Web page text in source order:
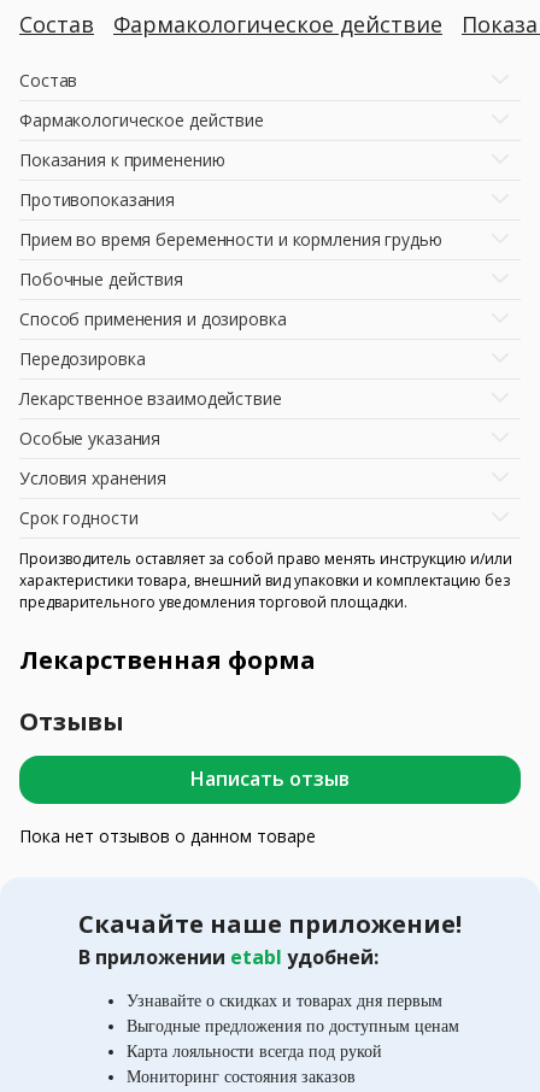
Состав Фармакологическое действие
Состав
Фармакологическое действие
Показания к применению
Противопоказания
Прием во время беременности и кормления грудью
Побочные действия
Способ применения и дозировка
Передозировка
Лекарственное взаимодействие
Особые указания
Условия хранения
Срок годности
Производитель оставляет за собой право менять инструкцию и/или
характеристики товара, внешний вид упаковки и комплектацию без
предварительного уведомления торговой площадки.
Лекарственная форма
Отзывы
Написать отзыв
Пока нет отзывов о данном товаре
Скачайте наше приложение!
В приложении etabl удобней:
Узнавайте о скидках и товарах дня первым
Выгодные предложения по доступным ценам
Карта лояльности всегда под рукой
Мониторинг состояния заказов